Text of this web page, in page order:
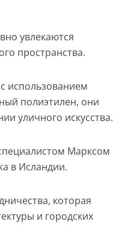
увлекаются
пространства.
использованием
полиэтилен, они
уличного искусства.
Марксом
в Исландии.
которая
и городских